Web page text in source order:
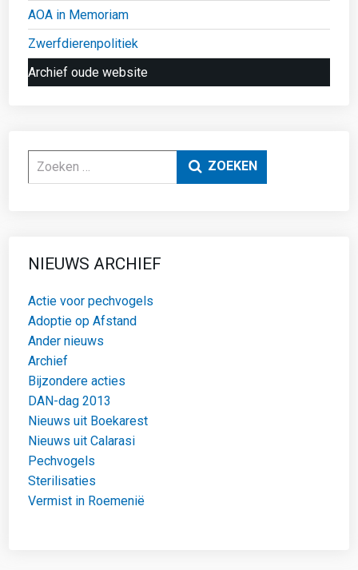
AOA in Memoriam
Zwerfdierenpolitiek
Archief oude website
Zoeken ZOEKEN
NIEUWS ARCHIEF
Actie voor pechvogels
Adoptie op Afstand
Ander nieuws
Archief
Bijzondere acties
DAN-dag 2013
Nieuws uit Boekarest
Nieuws uit Calarasi
Pechvogels
Sterilisaties
Vermist in Roemenië